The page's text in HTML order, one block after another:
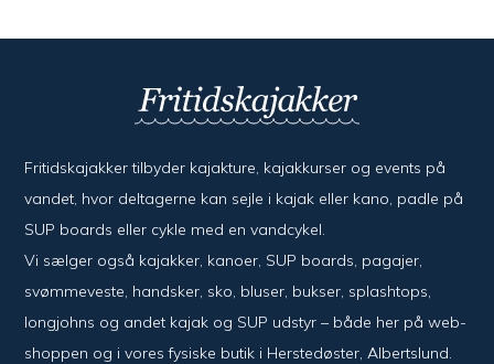
Fritidskajakker tilbyder kajak­ture, kajak­kurser og events på
vandet, hvor del­ta­ger­ne kan sejle i kajak eller kano, padle på
SUP boards eller cykle med en vand­cykel.
Vi sælger også kajak­ker, kanoer, SUP boards, pagajer,
svømme­veste, hand­sker, sko, bluser, bukser, splash­tops,
long­johns og andet kajak og SUP udstyr – både her på web­
shoppen og i vores fysiske butik i Her­sted­øster, Alberts­lund.